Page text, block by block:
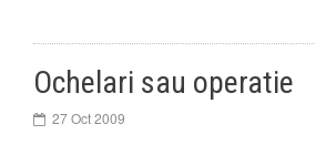
Ochelari sau operatie
27 Oct 2009